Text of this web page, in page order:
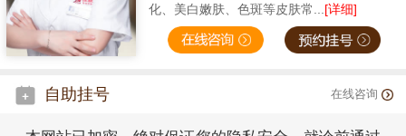
化、美白嫩肤、色斑等皮肤常...[详细]
自助挂号 在线咨询